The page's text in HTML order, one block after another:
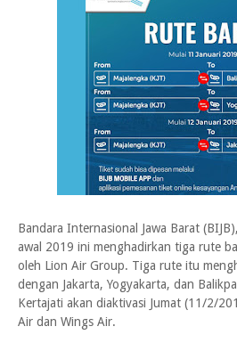
Bandara Internasional Jawa Barat
awal 2019 ini menghadirkan tiga rute
oleh Lion Air Group. Tiga rute itu
dengan Jakarta, Yogyakarta, dan
Kertajati akan diaktivasi Jumat (11/2/
Air dan Wings Air.